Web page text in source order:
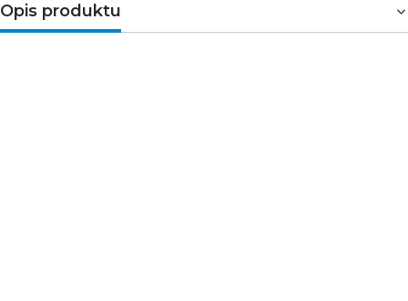
Opis produktu